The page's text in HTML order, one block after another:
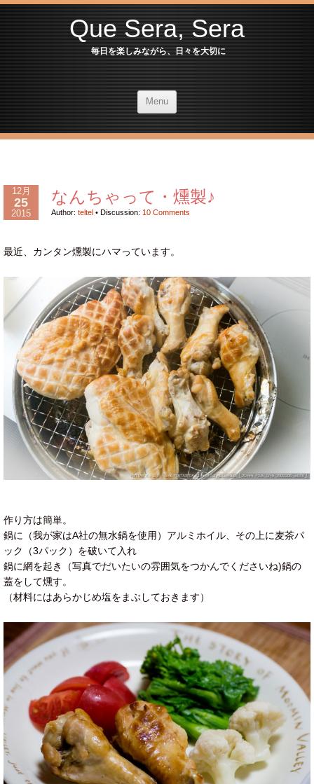
Que Sera, Sera
毎日を楽しみながら、日々を大切に
Menu
12月
25
2015
なんちゃって・燻製♪
Author: teltel • Discussion: 10 Comments
最近、カンタン燻製にハマっています。
作り方は簡単。
鍋に（我が家はA社の無水鍋を使用）アルミホイル、その上に麦茶パ
ック（3パック）を破いて入れ
鍋に網を起き（写真でだいたいの雰囲気をつかんでくださいね)鍋の
蓋をして燻す。
（材料にはあらかじめ塩をまぶしておきます）